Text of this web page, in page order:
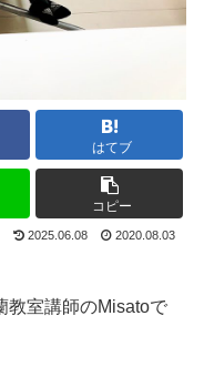
はてブ
コピー
2025.06.08 2020.08.03
教室講師のMisatoで